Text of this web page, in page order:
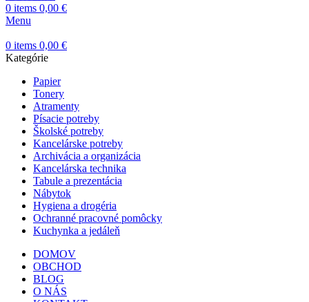
0 items 0,00 €
Menu
0 items 0,00 €
Kategórie
Papier
Tonery
Atramenty
Písacie potreby
Školské potreby
Kancelárske potreby
Archivácia a organizácia
Kancelárska technika
Tabule a prezentácia
Nábytok
Hygiena a drogéria
Ochranné pracovné pomôcky
Kuchynka a jedáleň
DOMOV
OBCHOD
BLOG
O NÁS